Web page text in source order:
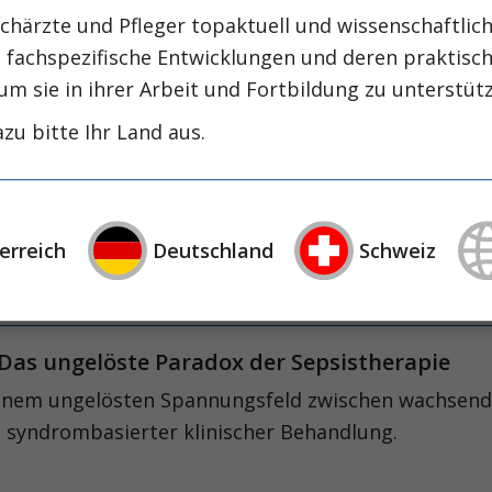
news intensivmedizin
mangelernährung masld
niereninsuffizienz nutrition
präzisionstherapie
öggh
ungelöste Paradox der Sepsistherapie
ungelösten Spannungsfeld zwischen
klinischer Behandlung.
ungelöste Paradox der Sepsistherapie
ungelösten Spannungsfeld zwischen
klinischer Behandlung.
und Pfleger topaktuell und
Entwicklungen und deren
sie in ihrer Arbeit und Fortbildung zu
bitte Ihr Land aus.
Deutschland Schweiz